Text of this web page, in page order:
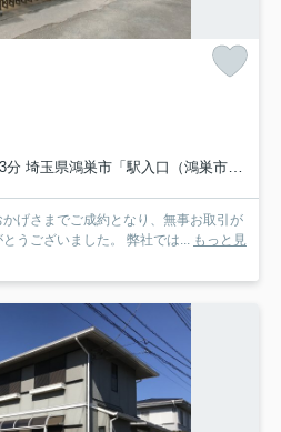
県鴻巣市「駅入口（鴻巣市）」 停歩8分
かげさまでご成約となり、無事お取引が
うございました。 弊社では... もっと見